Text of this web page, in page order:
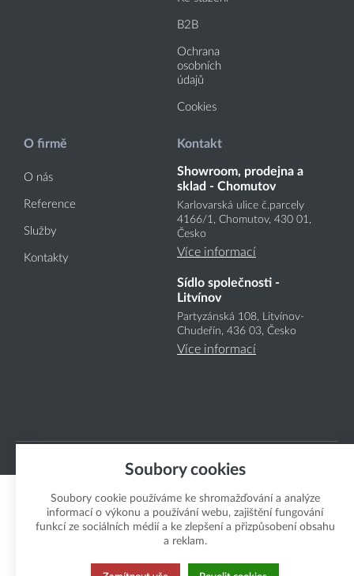
B2B
Ochrana
osobních
údajů
Cookies
O firmě
O nás
Reference
Služby
Kontakty
Kontakt
Showroom, prodejna a
sklad - Chomutov
Karlovarská ulice č.parcely
4166/1, Chomutov, 430 01,
Česko
Více informací
Sídlo společnosti -
Litvínov
Partyzánská 108, Litvínov-
Chudeřín, 436 03, Česko
Více informací
Soubory cookies
Soubory cookie používáme ke shromažďování a analýze
informací o výkonu a používání webu, zajištění fungování
funkcí ze sociálních médií a ke zlepšení a přizpůsobení obsahu
a reklam.